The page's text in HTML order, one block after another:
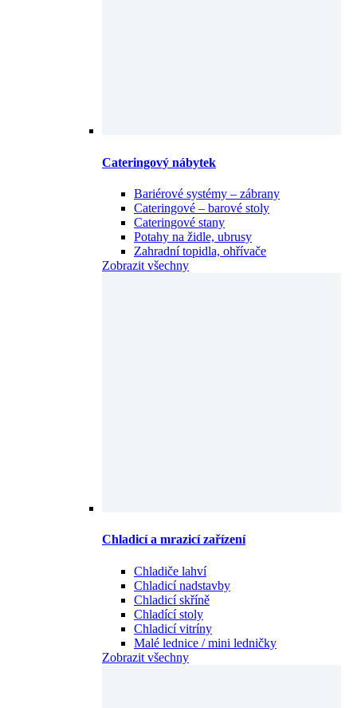
Cateringový nábytek
Bariérové systémy – zábrany
Cateringové – barové stoly
Cateringové stany
Potahy na židle, ubrusy
Zahradní topidla, ohřívače
Zobrazit všechny
Chladicí a mrazicí zařízení
Chladiče lahví
Chladicí nadstavby
Chladicí skříně
Chladící stoly
Chladicí vitríny
Malé lednice / mini ledničky
Zobrazit všechny